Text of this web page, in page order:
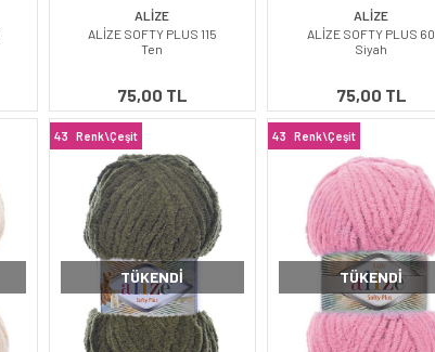
ALİZE
ALİZE SOFTY PLUS 115
Ten
75,00 TL
ALİZE
ALİZE SOFTY PLUS 60
Siyah
75,00 TL
43 Renk\Çeşit
TÜKENDI
43 Renk\Çeşit
TÜKENDI